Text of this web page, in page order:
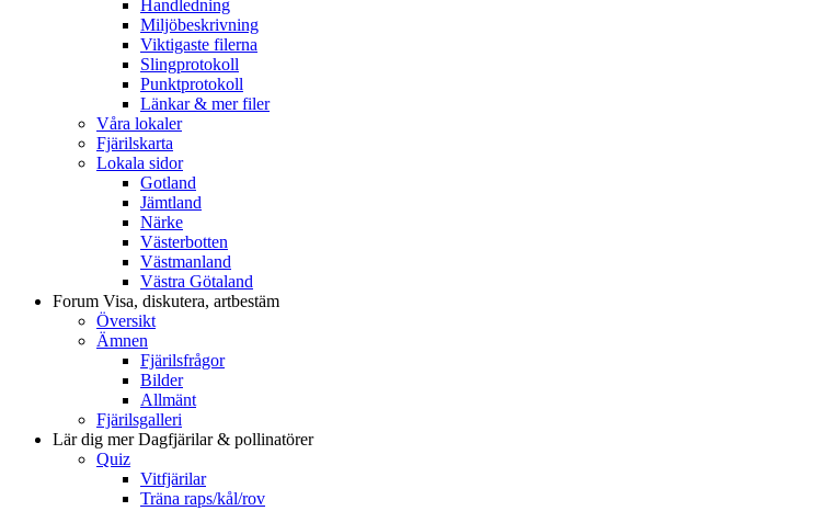
Handledning
Miljöbeskrivning
Viktigaste filerna
Slingprotokoll
Punktprotokoll
Länkar & mer filer
Våra lokaler
Fjärilskarta
Lokala sidor
Gotland
Jämtland
Närke
Västerbotten
Västmanland
Västra Götaland
Forum Visa, diskutera, artbestäm
Översikt
Ämnen
Fjärilsfrågor
Bilder
Allmänt
Fjärilsgalleri
Lär dig merDagfjärilar & pollinatörer
Quiz
Vitfjärilar
Träna raps/kål/rov